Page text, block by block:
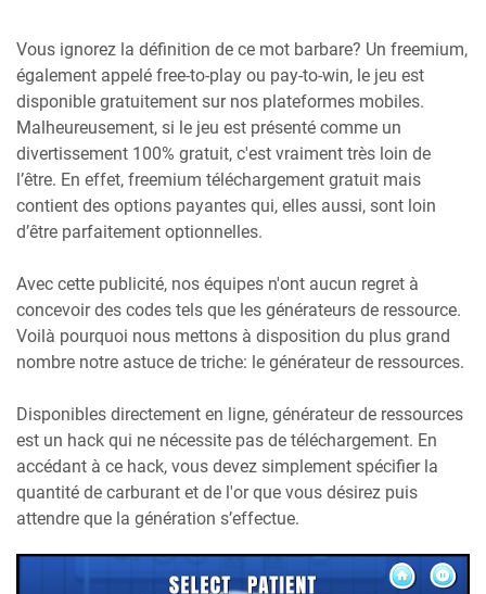
Vous ignorez la définition de ce mot barbare? Un freemium,
également appelé free-to-play ou pay-to-win, le jeu est
disponible gratuitement sur nos plateformes mobiles.
Malheureusement, si le jeu est présenté comme un
divertissement 100% gratuit, c'est vraiment très loin de
l’être. En effet, freemium téléchargement gratuit mais
contient des options payantes qui, elles aussi, sont loin
d’être parfaitement optionnelles.
Avec cette publicité, nos équipes n'ont aucun regret à
concevoir des codes tels que les générateurs de ressource.
Voilà pourquoi nous mettons à disposition du plus grand
nombre notre astuce de triche: le générateur de ressources.
Disponibles directement en ligne, générateur de ressources
est un hack qui ne nécessite pas de téléchargement. En
accédant à ce hack, vous devez simplement spécifier la
quantité de carburant et de l'or que vous désirez puis
attendre que la génération s’effectue.